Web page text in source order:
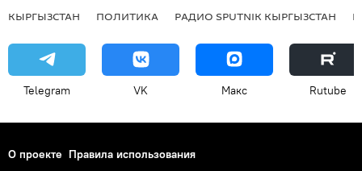
КЫРГЫЗСТАН ПОЛИТИКА РАДИО SPUTNIK КЫРГЫЗСТАН
Telegram VK Макс Rutube
О проекте Правила использования